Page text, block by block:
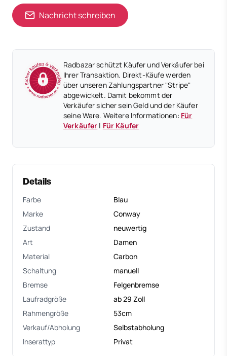
Nachricht schreiben
Radbazar schützt Käufer und Verkäufer bei
Ihrer Transaktion. Direkt-Käufe werden
über unseren Zahlungspartner "Stripe"
abgewickelt. Damit bekommt der
Verkäufer sicher sein Geld und der Käufer
seine Ware. Weitere Informationen: Für
Verkäufer | Für Käufer
Details
Farbe
Blau
Marke
Conway
Zustand
neuwertig
Art
Damen
Material
Carbon
Schaltung
manuell
Bremse
Felgenbremse
Laufradgröße
ab 29 Zoll
Rahmengröße
53cm
Verkauf/Abholung
Selbstabholung
Inserattyp
Privat